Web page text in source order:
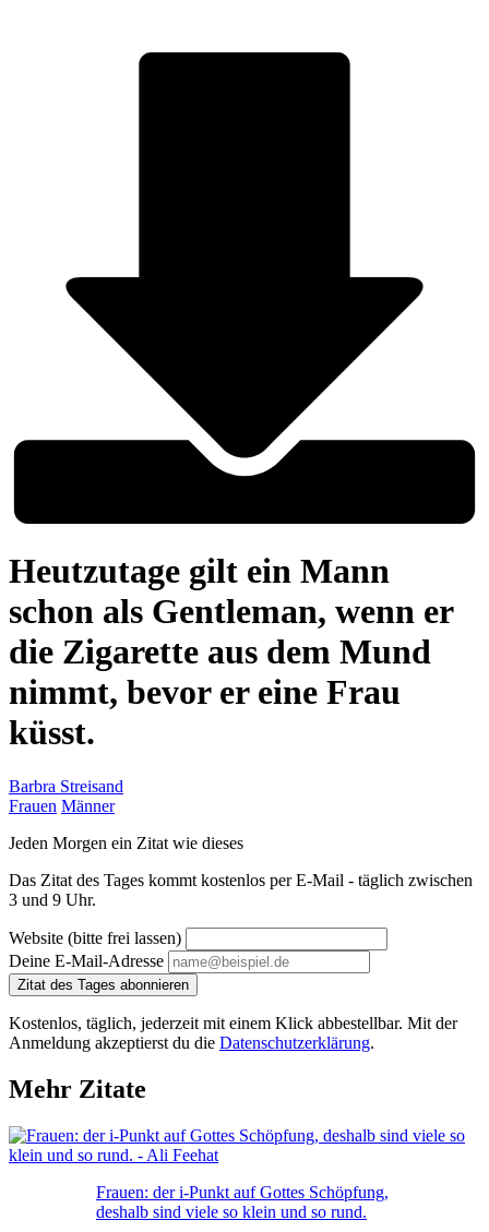
Heutzutage gilt ein Mann
schon als Gentleman, wenn er
die Zigarette aus dem Mund
nimmt, bevor er eine Frau
küsst.
Barbra Streisand
Frauen Männer
Jeden Morgen ein Zitat wie dieses
Das Zitat des Tages kommt kostenlos per E-Mail - täglich zwischen
3 und 9 Uhr.
Website (bitte frei lassen)
Deine E-Mail-Adresse
Zitat des Tages abonnieren
Kostenlos, täglich, jederzeit mit einem Klick abbestellbar. Mit der
Anmeldung akzeptierst du die Datenschutzerklärung.
Mehr Zitate
Frauen: der i-Punkt auf Gottes Schöpfung,
deshalb sind viele so klein und so rund.